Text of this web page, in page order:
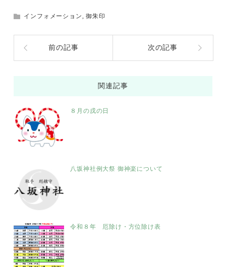
インフォメーション,御朱印
前の記事 次の記事
関連記事
８月の戌の日
八坂神社例大祭 御神楽について
令和８年 厄除け・方位除け表